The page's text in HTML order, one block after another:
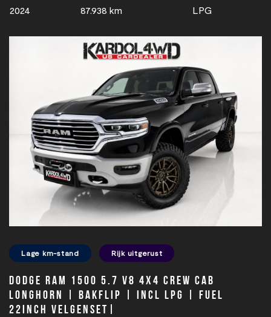
2024 87.938 km LPG
Lage km-stand Rijk uitgerust
Dodge Ram 1500 5.7 V8 4x4 Crew Cab
Longhorn | Bakflip | Incl LPG | Fuel
22INCH velgenset|